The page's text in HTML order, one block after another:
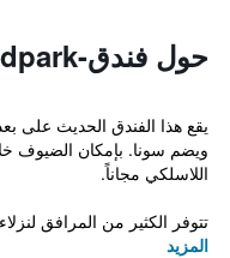
حول فندق-Luitpoldpark
يقع هذا الفندق الحديث على
ويضم سونا. بإمكان الضيوف
اللاسلكي مجاناً.
تتوفر الكثير من المرافق
المزيد